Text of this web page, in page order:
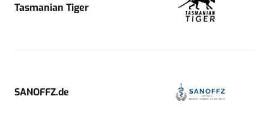
Tasmanian Tiger
SANOFFZ.de